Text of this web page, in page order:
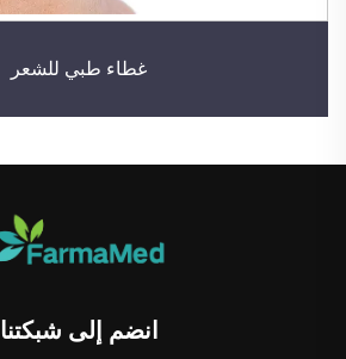
غطاء طبي للشعر
انضم إلى شبكتنا